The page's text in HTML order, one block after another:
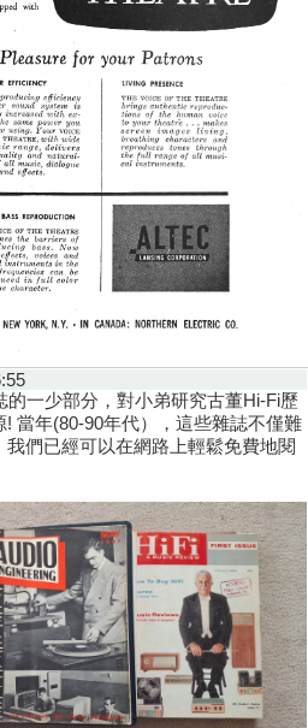
一少部分，對小弟研究古董Hi-Fi歷
當年(80-90年代），這些雜誌不僅難
們已經可以在網路上輕鬆免費地閱